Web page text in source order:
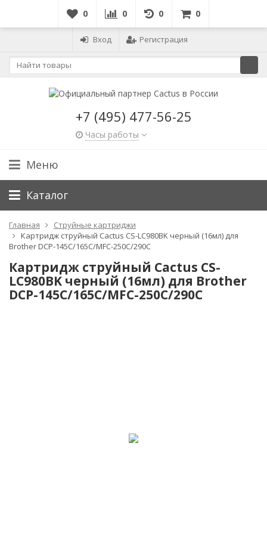
0 0 0 0
Вход Регистрация
+7 (495) 477-56-25
Часы работы
Меню
Каталог
Главная
Струйные картриджи
Картридж струйный Cactus CS-LC980BK черный (16мл) для
Brother DCP-145C/165C/MFC-250C/290C
Картридж струйный Cactus CS-
LC980BK черный (16мл) для Brother
DCP-145C/165C/MFC-250C/290C